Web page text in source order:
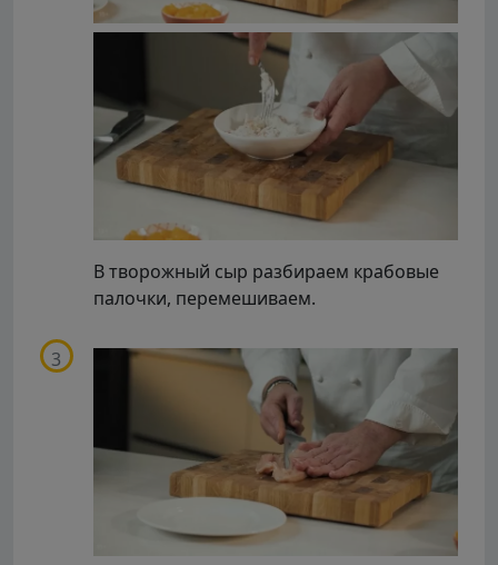
В творожный сыр разбираем крабовые
палочки, перемешиваем.